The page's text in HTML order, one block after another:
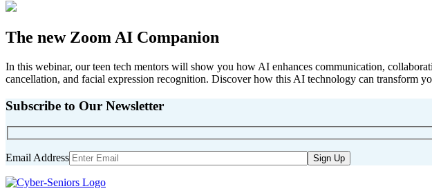
The new Zoom AI Companion
In this webinar, our teen tech mentors will show you how AI enhances communication,
cancellation, and facial expression recognition. Discover how this AI technology can transform
Subscribe to Our Newsletter
Email Address